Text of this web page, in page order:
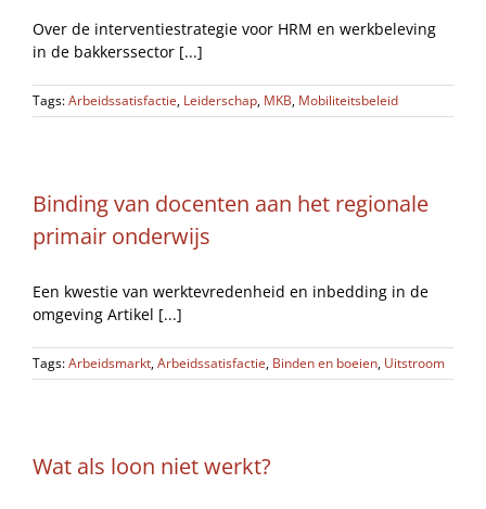
Over de interventiestrategie voor HRM en werkbeleving
in de bakkerssector [...]
Tags:Arbeidssatisfactie, Leiderschap, MKB, Mobiliteitsbeleid
Binding van docenten aan het regionale
primair onderwijs
Een kwestie van werktevredenheid en inbedding in de
omgeving Artikel [...]
Tags:Arbeidsmarkt,Arbeidssatisfactie, Binden en boeien, Uitstroom
Wat als loon niet werkt?